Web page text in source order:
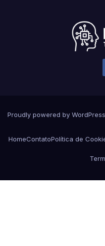
Proudly powered by WordPress
HomeContatoPolítica de